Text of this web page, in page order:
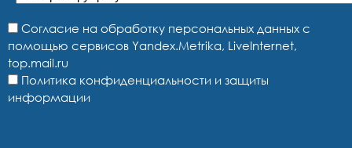
Согласие на обработку персональных данных с
помощью сервисов Yandex.Metrika, LiveInternet,
top.mail.ru
Политика конфиденциальности и защиты
информации